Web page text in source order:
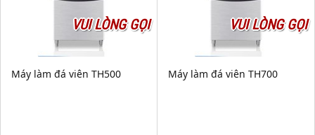
VUI LÒNG GỌI
Máy làm đá viên TH500
VUI LÒNG GỌI
Máy làm đá viên TH700